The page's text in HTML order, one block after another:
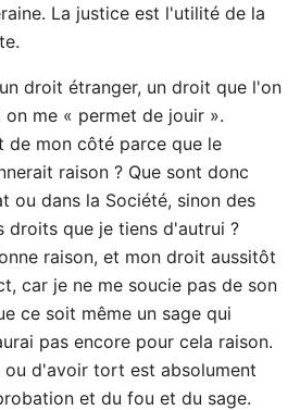
La justice est l'utilité de la
droit étranger, un droit que l'on
me « permet de jouir ».
de mon côté parce que le
raison ? Que sont donc
ou dans la Société, sinon des
droits que je tiens d'autrui ?
raison, et mon droit aussitôt
car je ne me soucie pas de son
ce soit même un sage qui
pas encore pour cela raison.
d'avoir tort est absolument
et du fou et du sage.